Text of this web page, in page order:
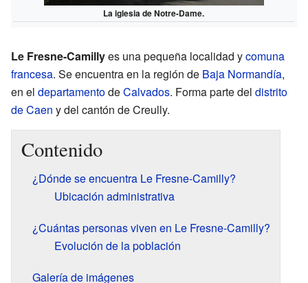
La iglesia de Notre-Dame.
Le Fresne-Camillyes una pequeña localidad ycomuna
francesa. Se encuentra en la región de Baja Normandía,
en el departamentodeCalvados. Forma parte del distrito
de Caen y del cantón de Creully.
Contenido
¿Dónde se encuentra Le Fresne-Camilly?
Ubicación administrativa
¿Cuántas personas viven en Le Fresne-Camilly?
Evolución de la población
Galería de imágenes